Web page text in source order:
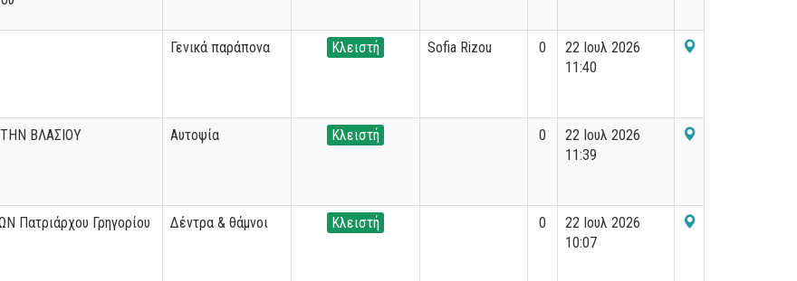
Γενικά παράπονα Κλειστή Sofia Rizou 0
22 Ιουλ 2026
11:40
ΒΛΑΣΙΟΥ
Αυτοψία Κλειστή 0
22 Ιουλ 2026
11:39
Γρηγορίου Δέντρα & θάμνοι Κλειστή 0
22 Ιουλ 2026
10:07